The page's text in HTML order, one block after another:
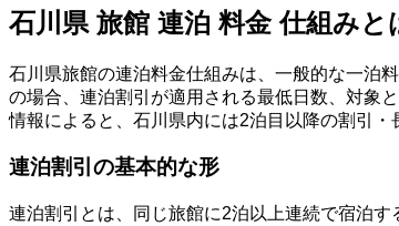
石川県 旅館 連泊 料金 仕組みと
石川県旅館の連泊料金仕組みは、一般的な一泊
の場合、連泊割引が適用される最低日数、対象
情報によると、石川県内には2泊目以降の割引
連泊割引の基本的な形
連泊割引とは、同じ旅館に2泊以上連続で宿泊